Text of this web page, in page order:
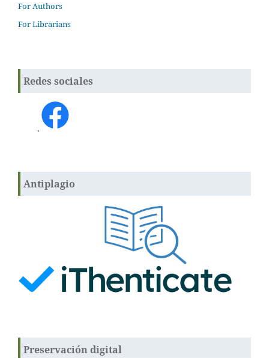
For Authors
For Librarians
Redes sociales
.
Antiplagio
Preservación digital